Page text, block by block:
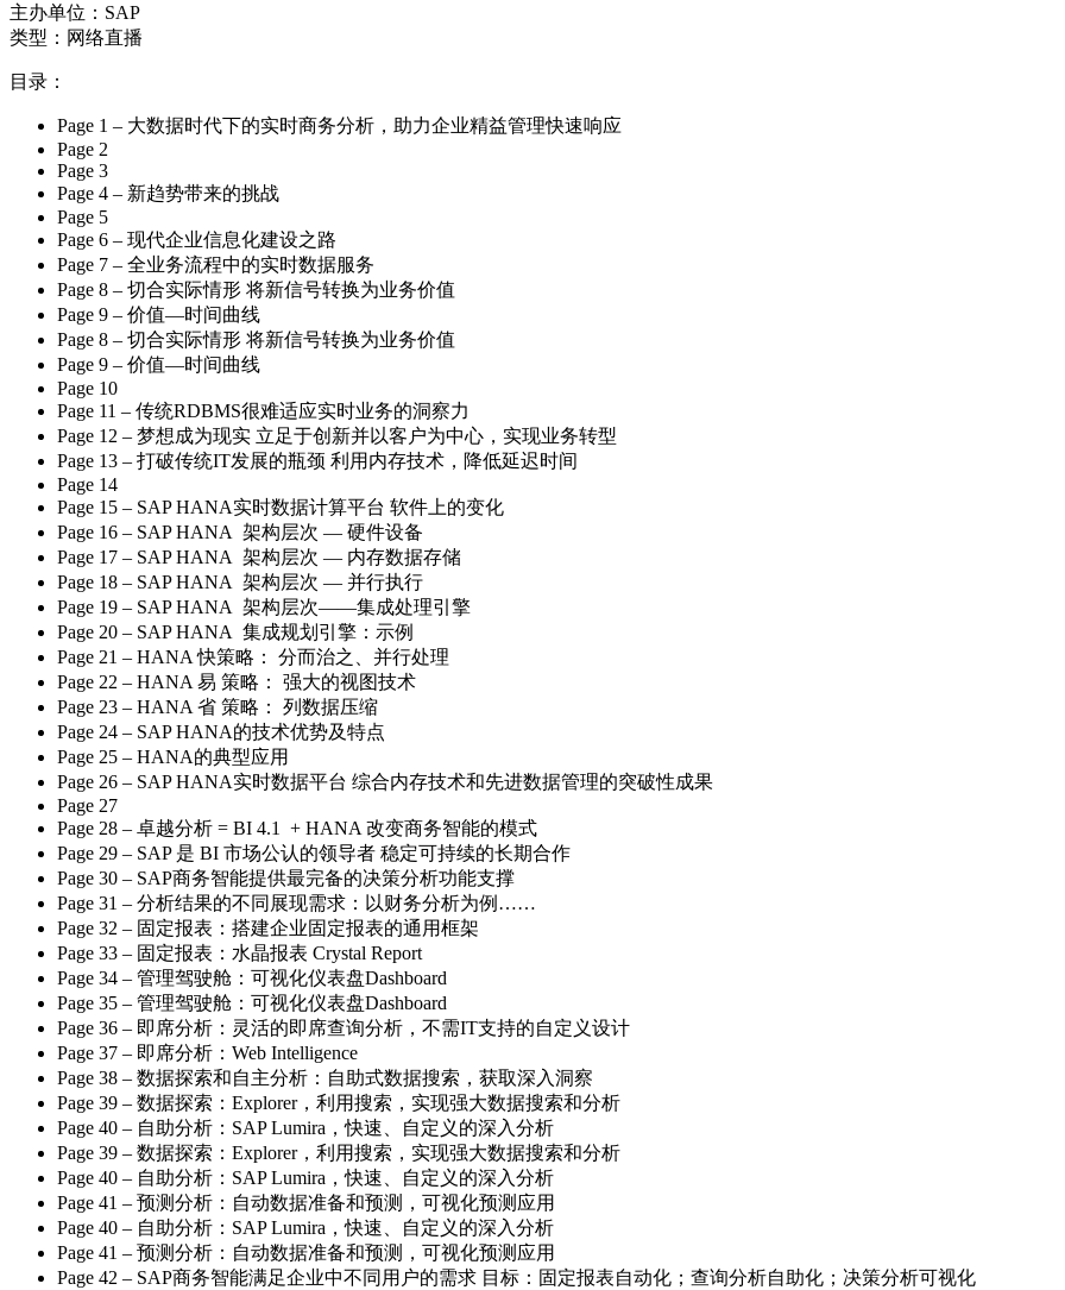
主办单位：SAP
类型：网络直播
目录：
Page 1 – 大数据时代下的实时商务分析，助力企业精益管理快速响应
Page 2
Page 3
Page 4 – 新趋势带来的挑战
Page 5
Page 6 – 现代企业信息化建设之路
Page 7 – 全业务流程中的实时数据服务
Page 8 – 切合实际情形 将新信号转换为业务价值
Page 9 – 价值—时间曲线
Page 8 – 切合实际情形 将新信号转换为业务价值
Page 9 – 价值—时间曲线
Page 10
Page 11 – 传统RDBMS很难适应实时业务的洞察力
Page 12 – 梦想成为现实 立足于创新并以客户为中心，实现业务转型
Page 13 – 打破传统IT发展的瓶颈 利用内存技术，降低延迟时间
Page 14
Page 15 – SAP HANA实时数据计算平台 软件上的变化
Page 16 – SAP HANA 架构层次 — 硬件设备
Page 17 – SAP HANA 架构层次 — 内存数据存储
Page 18 – SAP HANA 架构层次 — 并行执行
Page 19 – SAP HANA 架构层次——集成处理引擎
Page 20 – SAP HANA 集成规划引擎：示例
Page 21 – HANA 快策略： 分而治之、并行处理
Page 22 – HANA 易 策略： 强大的视图技术
Page 23 – HANA 省 策略： 列数据压缩
Page 24 – SAP HANA的技术优势及特点
Page 25 – HANA的典型应用
Page 26 – SAP HANA实时数据平台 综合内存技术和先进数据管理的突破性成果
Page 27
Page 28 – 卓越分析 = BI 4.1 + HANA 改变商务智能的模式
Page 29 – SAP 是 BI 市场公认的领导者 稳定可持续的长期合作
Page 30 – SAP商务智能提供最完备的决策分析功能支撑
Page 31 – 分析结果的不同展现需求：以财务分析为例……
Page 32 – 固定报表：搭建企业固定报表的通用框架
Page 33 – 固定报表：水晶报表 Crystal Report
Page 34 – 管理驾驶舱：可视化仪表盘Dashboard
Page 35 – 管理驾驶舱：可视化仪表盘Dashboard
Page 36 – 即席分析：灵活的即席查询分析，不需IT支持的自定义设计
Page 37 – 即席分析：Web Intelligence
Page 38 – 数据探索和自主分析：自助式数据搜索，获取深入洞察
Page 39 – 数据探索：Explorer，利用搜索，实现强大数据搜索和分析
Page 40 – 自助分析：SAP Lumira，快速、自定义的深入分析
Page 39 – 数据探索：Explorer，利用搜索，实现强大数据搜索和分析
Page 40 – 自助分析：SAP Lumira，快速、自定义的深入分析
Page 41 – 预测分析：自动数据准备和预测，可视化预测应用
Page 40 – 自助分析：SAP Lumira，快速、自定义的深入分析
Page 41 – 预测分析：自动数据准备和预测，可视化预测应用
Page 42 – SAP商务智能满足企业中不同用户的需求 目标：固定报表自动化；查询分析自助化；决策分析可视化